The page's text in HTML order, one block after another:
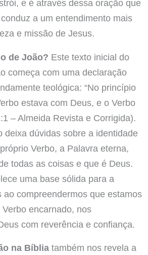
e é através dessa oração que
a um entendimento mais
e missão de Jesus.
de João? Este texto inicial do
começa com uma declaração
teológica: “No princípio
estava com Deus, e o Verbo
– Almeida Revista e Corrigida).
deixa dúvidas sobre a identidade
Verbo, a Palavra eterna,
todas as coisas e que é Deus.
uma base sólida para a
ao compreendermos que estamos
encarnado, nos
com reverência e confiança.
na Bíbliatambém nos revela a